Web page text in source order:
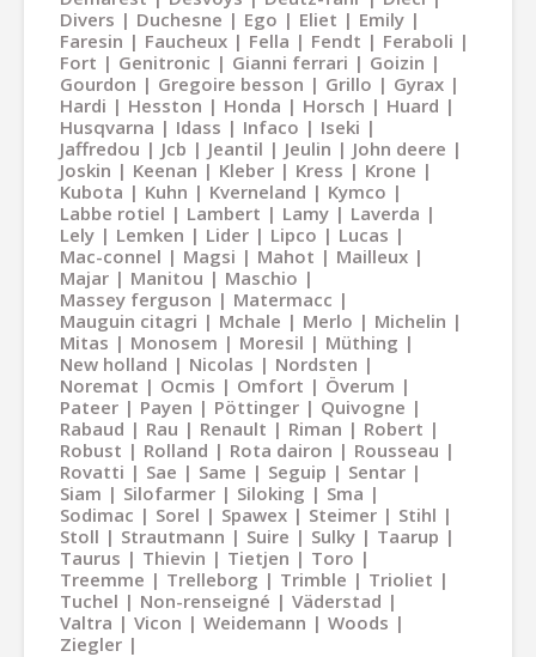
Divers
Duchesne Ego Eliet
Emily
Faresin
Faucheux Fella Fendt
Feraboli
Fort
Genitronic Gianni ferrari
Goizin
Gourdon
Gregoire besson Grillo
Gyrax
Hardi
Hesston Honda Horsch
Huard
Husqvarna
Idass Infaco
Iseki
Jaffredou
Jcb Jeantil Jeulin
John deere
Joskin
Keenan Kleber Kress
Krone
Kubota
Kuhn Kverneland
Kymco
Labbe rotiel
Lambert Lamy
Laverda
Lely
Lemken Lider Lipco
Lucas
Mac-connel
Magsi Mahot
Mailleux
Majar
Manitou
Maschio
Massey ferguson
Matermacc
Mauguin citagri
Mchale Merlo
Michelin
Mitas
Monosem Moresil
Müthing
New holland
Nicolas
Nordsten
Noremat
Ocmis Omfort
Överum
Pateer
Payen Pöttinger
Quivogne
Rabaud
Rau Renault Riman
Robert
Robust
Rolland Rota dairon
Rousseau
Rovatti
Sae Same Seguip
Sentar
Siam
Silofarmer Siloking
Sma
Sodimac
Sorel Spawex Steimer
Stihl
Stoll
Strautmann Suire Sulky
Taarup
Taurus
Thievin Tietjen
Toro
Treemme
Trelleborg Trimble
Trioliet
Tuchel
Non-renseigné
Väderstad
Valtra
Vicon Weidemann
Woods
Ziegler